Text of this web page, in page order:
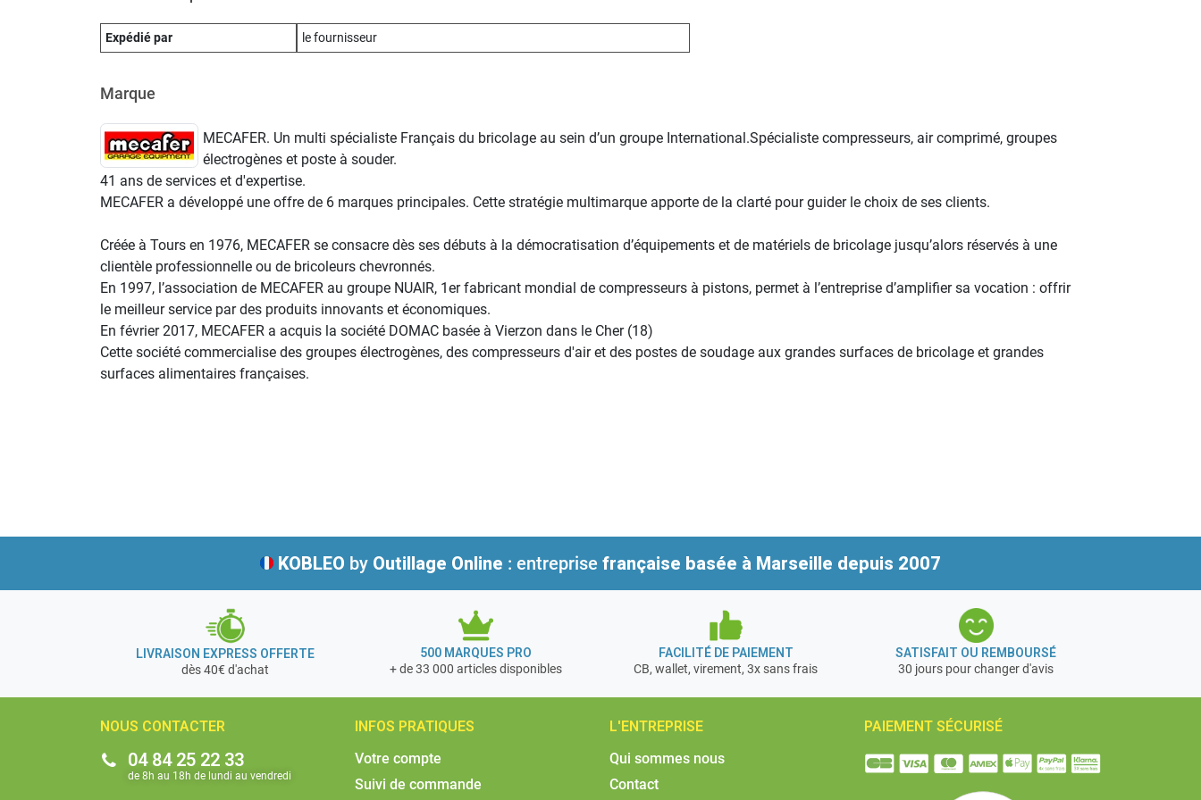
Expédié par le fournisseur
Marque
MECAFER. Un multi spécialiste Français du bricolage au sein d’un groupe International.Spécialiste compresseurs, air comprimé, groupes
électrogènes et poste à souder.
41 ans de services et d'expertise.
MECAFER a développé une offre de 6 marques principales. Cette stratégie multimarque apporte de la clarté pour guider le choix de ses clients.
Créée à Tours en 1976, MECAFER se consacre dès ses débuts à la démocratisation d’équipements et de matériels de bricolage jusqu’alors réservés à une
clientèle professionnelle ou de bricoleurs chevronnés.
En 1997, l’association de MECAFER au groupe NUAIR, 1er fabricant mondial de compresseurs à pistons, permet à l’entreprise d’amplifier sa vocation : offrir
le meilleur service par des produits innovants et économiques.
En février 2017, MECAFER a acquis la société DOMAC basée à Vierzon dans le Cher (18)
Cette société commercialise des groupes électrogènes, des compresseurs d'air et des postes de soudage aux grandes surfaces de bricolage et grandes
surfaces alimentaires françaises.
KOBLEO by Outillage Online : entreprise française basée à Marseille depuis 2007
LIVRAISON EXPRESS OFFERTE
dès 40€ d'achat
500 MARQUES PRO
+ de 33 000 articles disponibles
FACILITÉ DE PAIEMENT
CB, wallet, virement, 3x sans frais
SATISFAIT OU REMBOURSÉ
30 jours pour changer d'avis
NOUS CONTACTER
04 84 25 22 33
de 8h au 18h de lundi au vendredi​
INFOS PRATIQUES
Votre compte
Suivi de commande
L'ENTREPRISE
Qui sommes nous
Contact
PAIEMENT SÉCURISÉ